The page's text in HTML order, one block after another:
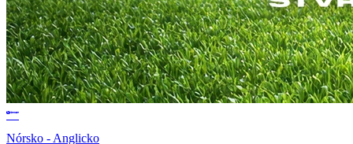
Nórsko - Anglicko